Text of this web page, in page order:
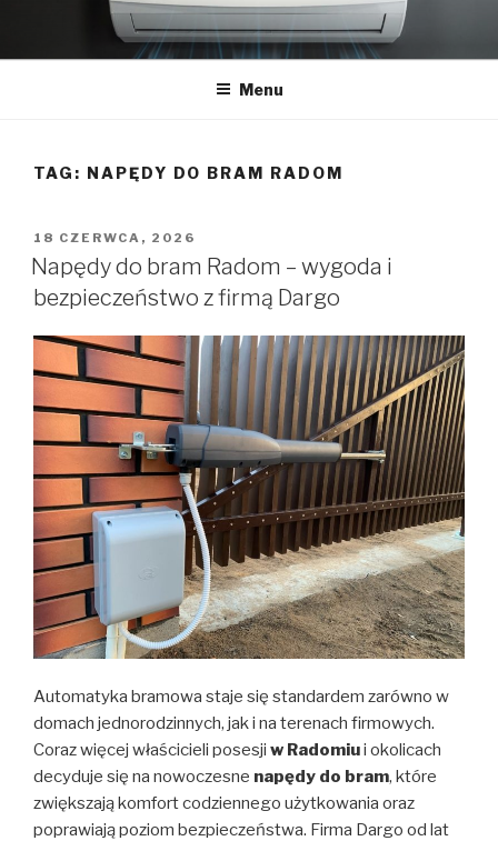
treści
Menu
TAG: NAPĘDY DO BRAM RADOM
OPUBLIKOWANE
W
18 CZERWCA, 2026
Napędy do bram Radom – wygoda i
bezpieczeństwo z firmą Dargo
Automatyka bramowa staje się standardem zarówno w
domach jednorodzinnych, jak i na terenach firmowych.
Coraz więcej właścicieli posesji w Radomiui okolicach
decyduje się na nowoczesne napędy do bram, które
zwiększają komfort codziennego użytkowania oraz
poprawiają poziom bezpieczeństwa. Firma Dargo od lat